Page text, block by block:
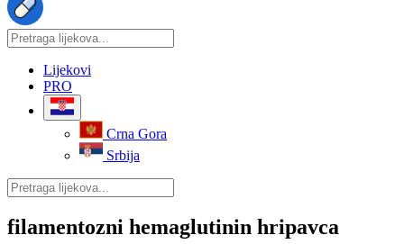
Lijekovi
PRO
Crna Gora
Srbija
filamentozni hemaglutinin hripavca